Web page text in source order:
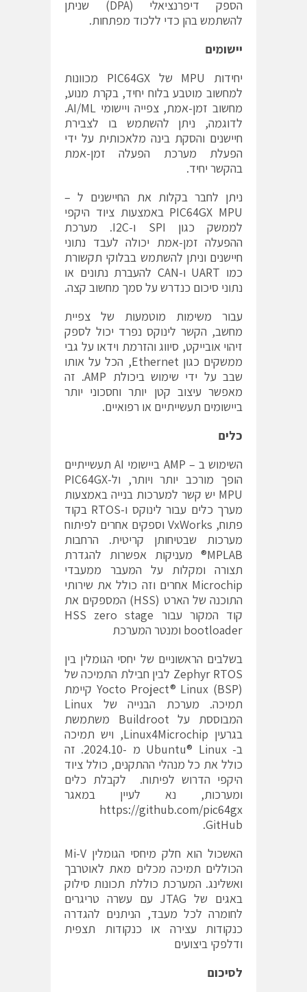
הספק דיפרנציאלי (DPA) שניתן
להשתמש בהן כדי ללכוד מפתחות.
יישומים
יחידות MPU של PIC64GX מכוונות
למחשוב מוטבע בלוח יחיד, בקרת מנוע,
מחשוב זמן-אמת, צפייה ויישומי AI/ML.
לדוגמה, ניתן להשתמש בו לצבירת
חיישנים והסקת בינה מלאכותית על ידי
הפעלת מערכת הפעלה זמן-אמת
בהקשר יחיד.
ניתן לחבר בקלות את החיישנים ל –
PIC64GX MPU באמצעות ציוד היקפי
לממשק כגון SPI ו-I2C. מערכת
ההפעלה זמן-אמת יכולה לעבד נתוני
חיישנים וניתן להשתמש בבלוקי תקשורת
כמו UART ו-CAN להעברת נתונים או
נתוני סיכום כנדרש על סמך מחשוב קצה.
עבור משימות מוטמעות של צפיית
מחשב, הקשר לינוקס נפרד יכול לספק
זיהוי אובייקט, סיווג והזרמת וידאו על גבי
ממשקים כגון Ethernet, הכל על אותו
שבב על ידי שימוש ביכולת AMP. זה
מאפשר עיצוב קטן יותר וחסכוני יותר
ביישומים תעשייתיים או רפואיים.
כלים
השימוש ב – AMP ביישומי AI תעשייתיים
הופך מורכב יותר ויותר, ול-PIC64GX
MPU יש קשר למערכות בנייה באמצעות
מערך כלים עבור לינוקס ו-RTOS בקוד
פתוח, VxWorks וספקים אחרים לפיתוח
מערכות שבטיחותן קריטית. הרחבות
MPLAB® מעניקות אפשרות להגדרת
תצורה ומקלות על המעבר ממעבדי
Microchip אחרים וזה כולל את שירותי
התוכנה של הארט (HSS) המספקים את
קוד המקור עבור HSS zero stage
bootloader ומנטר המערכת
בשלבים הראשוניים של יחסי הגומלין בין
Zephyr RTOS לבין חבילת התמיכה של
Yocto Project® Linux (BSP) קיימת
תמיכה. מערכת הבנייה של Linux
המבוססת על Buildroot משתמשת
בגרעין Linux4Microchip, ויש תמיכה
ב- Ubuntu® Linux מ -2024.10. זה
כולל את כל מנהלי ההתקנים, כולל ציוד
היקפי הדרוש לפיתוח. לקבלת כלים
ומערכות, נא לעיין במאגר
https://github.com/pic64gx
GitHub.
האשכול הוא חלק מיחסי הגומלין Mi-V
הכוללים תמיכה מכלים מאת לאוטרבך
ואשלינג. המערכת כוללת תכונות סילוק
באגים של JTAG עם עשרה טריגרים
לחומרה לכל מעבד, הניתנים להגדרה
כנקודות עצירה או כנקודות תצפית
ודלפקי ביצועים
לסיכום